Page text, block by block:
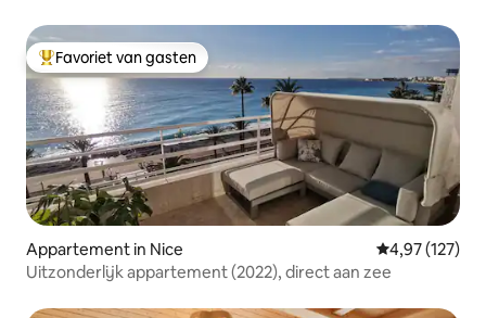
Topfavoriet van gasten
Favoriet van gasten
Appartement in Nice Gemiddelde
4,97 (127)
Uitzonderlijk appartement (2022), direct aan zee